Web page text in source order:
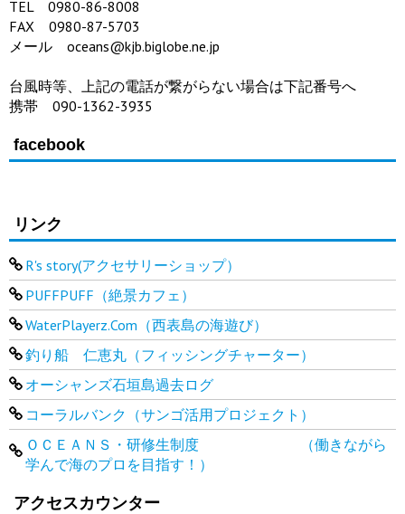
TEL 0980-86-8008
FAX 0980-87-5703
メール oceans@kjb.biglobe.ne.jp
台風時等、上記の電話が繋がらない場合は下記番号へ
携帯 090-1362-3935
facebook
リンク
R's story(アクセサリーショップ）
PUFFPUFF（絶景カフェ）
WaterPlayerz.Com（西表島の海遊び）
釣り船 仁恵丸（フィッシングチャーター）
オーシャンズ石垣島過去ログ
コーラルバンク（サンゴ活用プロジェクト）
ＯＣＥＡＮＳ・研修生制度 （働きながら
学んで海のプロを目指す！）
アクセスカウンター